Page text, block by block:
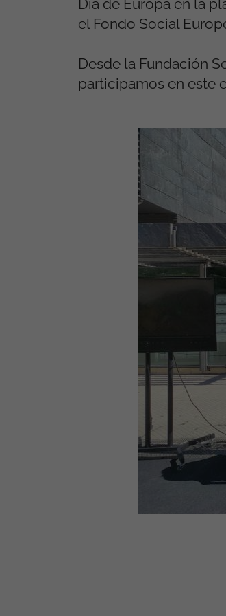
Día de Europa en la
el Fondo Social
Desde la Fundación
participamos en este